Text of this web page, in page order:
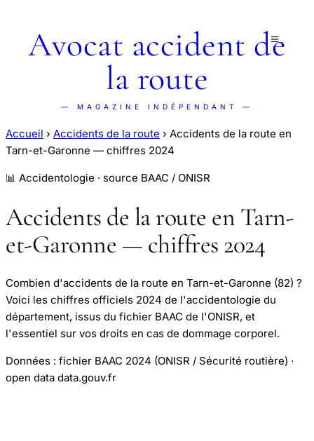
Avocat accident de
la route
— MAGAZINE INDÉPENDANT —
Accueil › Accidents de la route › Accidents de la route en
Tarn-et-Garonne — chiffres 2024
📊 Accidentologie · source BAAC / ONISR
Accidents de la route en Tarn-
et-Garonne — chiffres 2024
Combien d'accidents de la route en Tarn-et-Garonne (82) ?
Voici les chiffres officiels 2024 de l'accidentologie du
département, issus du fichier BAAC de l'ONISR, et
l'essentiel sur vos droits en cas de dommage corporel.
Données : fichier BAAC 2024 (ONISR / Sécurité routière) ·
open data data.gouv.fr